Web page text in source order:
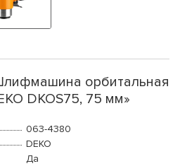
орбитальная
DKOS75, 75 мм»
063-4380
DEKO
Да